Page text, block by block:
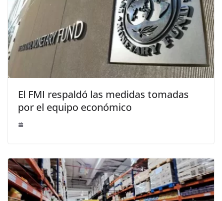
El FMI respaldó las medidas tomadas
por el equipo económico